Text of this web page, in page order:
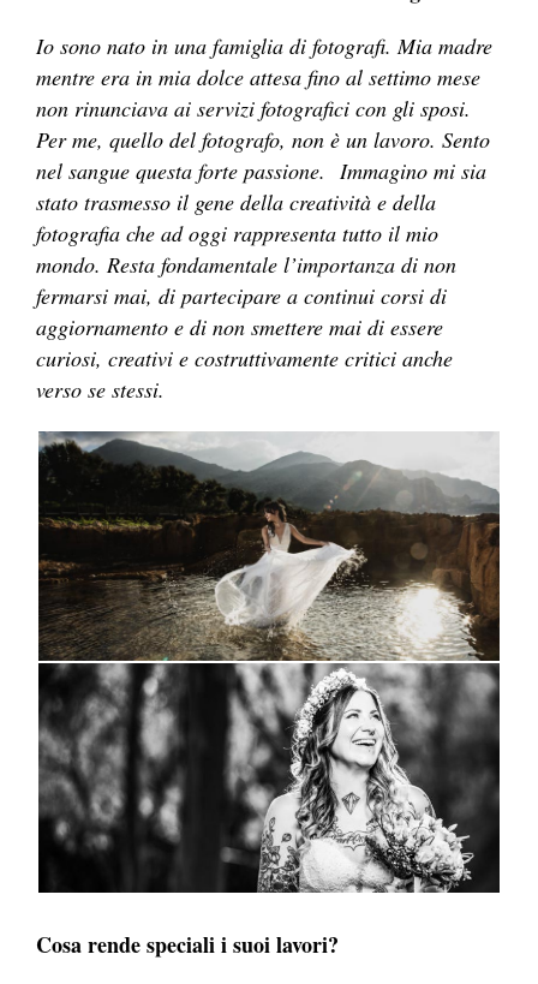
Io sono nato in una famiglia di fotografi. Mia madre
mentre era in mia dolce attesa fino al settimo mese
non rinunciava ai servizi fotografici con gli sposi.
Per me, quello del fotografo, non è un lavoro. Sento
nel sangue questa forte passione. Immagino mi sia
stato trasmesso il gene della creatività e della
fotografia che ad oggi rappresenta tutto il mio
mondo. Resta fondamentale l’importanza di non
fermarsi mai, di partecipare a continui corsi di
aggiornamento e di non smettere mai di essere
curiosi, creativi e costruttivamente critici anche
verso se stessi.
Cosa rende speciali i suoi lavori?